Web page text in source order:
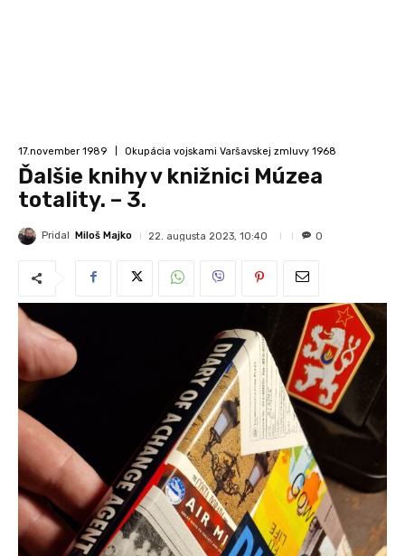
17.november 1989 Okupácia vojskami Varšavskej zmluvy 1968
Ďalšie knihy v knižnici Múzea
totality. – 3.
Pridal Miloš Majko 22. augusta 2023, 10:40 0